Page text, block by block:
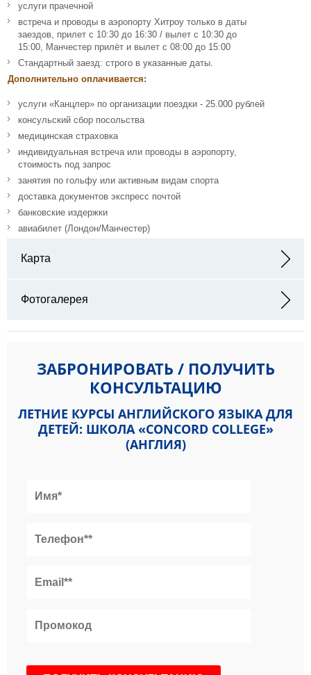
услуги прачечной
встреча и проводы в аэропорту Хитроу только в даты
заездов, прилет с 10:30 до 16:30 / вылет с 10:30 до
15:00, Манчестер прилёт и вылет с 08:00 до 15:00
Стандартный заезд: строго в указанные даты.
Дополнительно оплачивается:
услуги «Канцлер» по организации поездки - 25.000 рублей
консульский сбор посольства
медицинская страховка
индивидуальная встреча или проводы в аэропорту,
стоимость под запрос
занятия по гольфу или активным видам спорта
доставка документов экспресс почтой
банковские издержки
авиабилет (Лондон/Манчестер)
Карта
Фотогалерея
ЗАБРОНИРОВАТЬ / ПОЛУЧИТЬ
КОНСУЛЬТАЦИЮ
ЛЕТНИЕ КУРСЫ АНГЛИЙСКОГО ЯЗЫКА ДЛЯ
ДЕТЕЙ: ШКОЛА «CONCORD COLLEGE»
(АНГЛИЯ)